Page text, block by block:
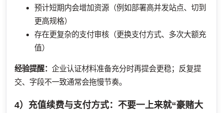
预计短期内会增加资源（例如部署高并发站点、切到
更高规格）
存在更复杂的支付审核（更换支付方式、多次大额充
值）
经验提醒： 企业认证材料准备充分时再提会更稳；反复提
交、字段不一致通常会拖慢节奏。
4）充值续费与支付方式：不要一上来就“豪赌大